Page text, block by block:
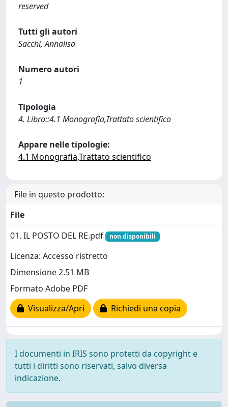
reserved
Tutti gli autori
Sacchi, Annalisa
Numero autori
1
Tipologia
4. Libro::4.1 Monografia,Trattato scientifico
Appare nelle tipologie:
4.1 Monografia,Trattato scientifico
File in questo prodotto:
File
01. IL POSTO DEL RE.pdf
non disponibili
Licenza: Accesso ristretto
Dimensione 2.51 MB
Formato Adobe PDF
Visualizza/Apri
Richiedi una copia
I documenti in IRIS sono protetti da copyright e
tutti i diritti sono riservati, salvo diversa
indicazione.